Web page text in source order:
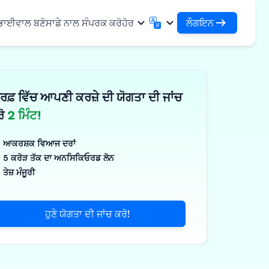
ਅਤੇ ਉਦਯੋਗਿਕ
ਅਤੇ ਮੈਡੀਕਲ
ਅਤੇ ਛੋਟੇ ਉਪਕਰਣ
ਬਣੋਸਾਡੇ ਨਾਲ ਸੰਪਰਕ ਕਰੋਹੋਰ
हिन्दी
ଓଡ଼ିଆ
తెలుగు
Telugu
বাংলা
ਲੌਗਇਨ
DSA ਵਜੋਂ ਲੌਗਇਨ ਕਰੋ
ਵਿੱਚ ਆਪਣੀ ਕਰਜ਼ੇ ਦੀ ਯੋਗਤਾ ਦੀ ਜਾਂਚ
2 ਮਿੰਟ!
ਆਕਰਸ਼ਕ ਵਿਆਜ ਦਰਾਂ
5 ਕਰੋੜ ਤੱਕ ਦਾ ਅਨਸਿਕਿਓਰਡ ਲੋਨ
ਤੇਜ਼ ਮੰਜੂਰੀ
ਹੁਣੇ ਯੋਗਤਾ ਦੀ ਜਾਂਚ ਕਰੋ!